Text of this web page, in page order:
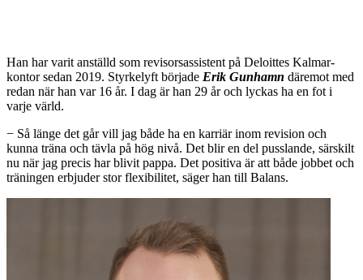
Han har varit anställd som revisorsassistent på Deloittes Kalmar-
kontor sedan 2019. Styrkelyft började Erik Gunhamn däremot med
redan när han var 16 år. I dag är han 29 år och lyckas ha en fot i
varje värld.
− Så länge det går vill jag både ha en karriär inom revision och
kunna träna och tävla på hög nivå. Det blir en del pusslande, särskilt
nu när jag precis har blivit pappa. Det positiva är att både jobbet och
träningen erbjuder stor flexibilitet, säger han till Balans.